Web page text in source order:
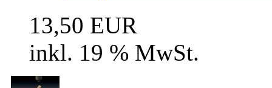
13,50 EUR
inkl. 19 % MwSt.